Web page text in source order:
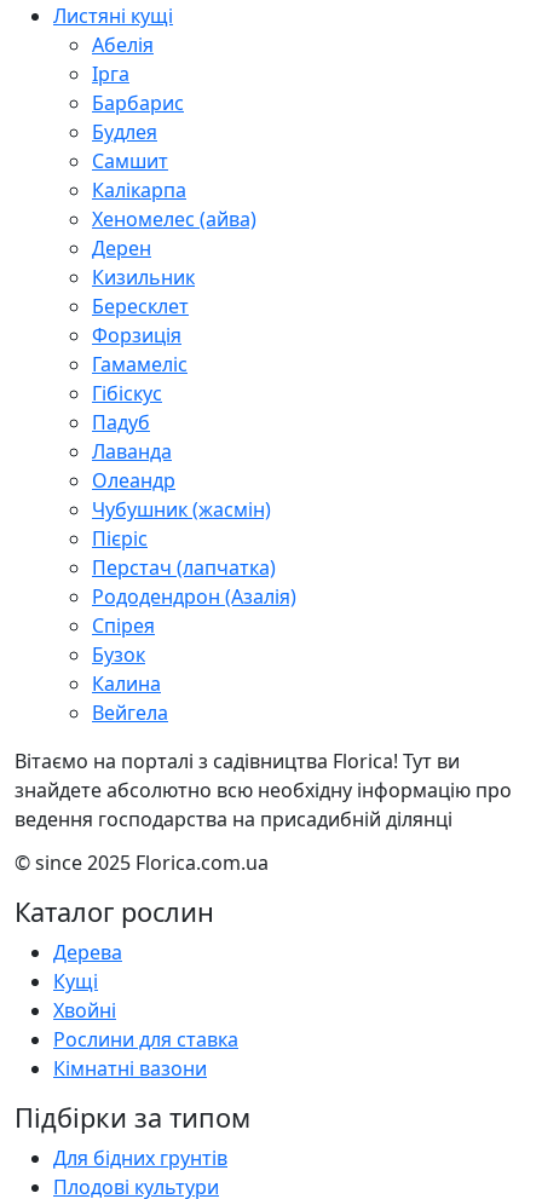
Листяні кущі
Абелія
Ірга
Барбарис
Будлея
Самшит
Калікарпа
Хеномелес (айва)
Дерен
Кизильник
Бересклет
Форзиція
Гамамеліс
Гібіскус
Падуб
Лаванда
Олеандр
Чубушник (жасмін)
Пієріс
Перстач (лапчатка)
Рододендрон (Азалія)
Спірея
Бузок
Калина
Вейгела
Вітаємо на порталі з садівництва Florica! Тут ви
знайдете абсолютно всю необхідну інформацію про
ведення господарства на присадибній ділянці
© since 2025 Florica.com.ua
Каталог рослин
Дерева
Кущі
Хвойні
Рослини для ставка
Кімнатні вазони
Підбірки за типом
Для бідних грунтів
Плодові культури